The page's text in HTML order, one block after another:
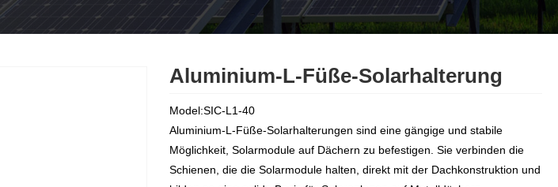
Aluminium-L-Füße-Solarhalterung
Model:SIC-L1-40
Aluminium-L-Füße-Solarhalterungen sind eine gängige und stabile
Möglichkeit, Solarmodule auf Dächern zu befestigen. Sie verbinden die
Schienen, die die Solarmodule halten, direkt mit der Dachkonstruktion und